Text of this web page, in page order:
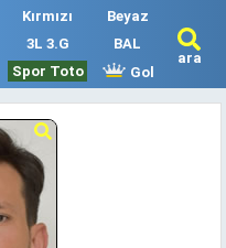
Kırmızı
Beyaz
3L 3.G
BAL
Spor Toto Gol
ara